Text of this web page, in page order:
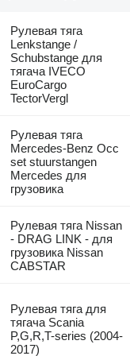
Рулевая тяга
Lenkstange /
Schubstange для
тягача IVECO
EuroCargo
TectorVergl
Рулевая тяга
Mercedes-Benz Occ
set stuurstangen
Mercedes для
грузовика
Рулевая тяга Nissan
- DRAG LINK - для
грузовика Nissan
CABSTAR
Рулевая тяга для
тягача Scania
P,G,R,T-series (2004-
2017)